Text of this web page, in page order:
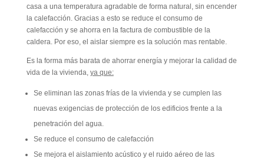
casa a una temperatura agradable de forma natural, sin encender
la calefacción. Gracias a esto se reduce el consumo de
calefacción y se ahorra en la factura de combustible de la
caldera. Por eso, el aislar siempre es la solución mas rentable.
Es la forma más barata de ahorrar energía y mejorar la calidad de
vida de la vivienda, ya que:
Se eliminan las zonas frías de la vivienda y se cumplen las
nuevas exigencias de protección de los edificios frente a la
penetración del agua.
Se reduce el consumo de calefacción
Se mejora el aislamiento acústico y el ruido aéreo de las